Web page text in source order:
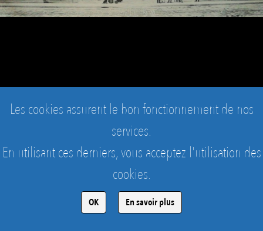
ASNIÈRES - MUR DU CIMETIÈRE DES CHIENS
Les cookies assurent le bon fonctionnement de nos
services.
En utilisant ces derniers, vous acceptez l'utilisation des
cookies.
OK En savoir plus